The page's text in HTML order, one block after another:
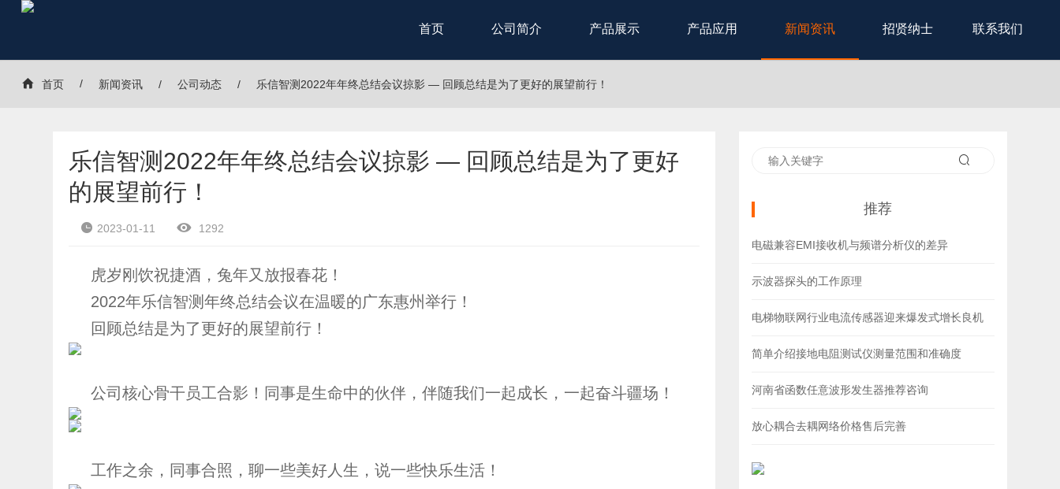
首页 公司简介 产品展示 产品应用 新闻资讯 招贤纳士 联系我们
首页 新闻资讯 公司动态 乐信智测2022年年终总结会议掠影 — 回顾总结是为了更好的展望前行！
乐信智测2022年年终总结会议掠影 — 回顾总结是为了更好
的展望前行！
2023-01-11 1292
虎岁刚饮祝捷酒，兔年又放报春花！
2022年乐信智测年终总结会议在温暖的广东惠州举行！
回顾总结是为了更好的展望前行！
公司核心骨干员工合影！同事是生命中的伙伴，伴随我们一起成长，一起奋斗疆场！
工作之余，同事合照，聊一些美好人生，说一些快乐生活！
推荐
电磁兼容EMI接收机与频谱分析仪的差异
示波器探头的工作原理
电梯物联网行业电流传感器迎来爆发式增长良机
简单介绍接地电阻测试仪测量范围和准确度
河南省函数任意波形发生器推荐咨询
放心耦合去耦网络价格售后完善